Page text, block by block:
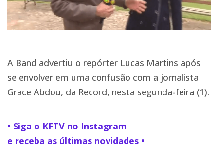
A Band advertiu o repórter Lucas Martins após
se envolver em uma confusão com a jornalista
Grace Abdou, da Record, nesta segunda-feira (1).
• Siga o KFTV no Instagram
e receba as últimas novidades •